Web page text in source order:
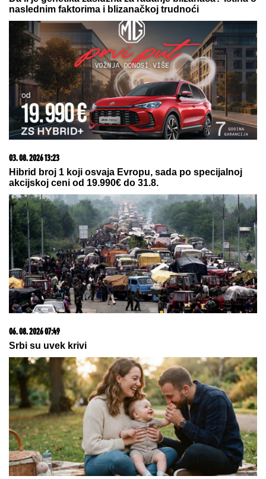
Andrej Meljničenko otkrio kako je REAGOVAO kada
je PRVI PUT VIDEO SANDRU, a rešio da je oženi i
pre nego što su sreli: Nakon 21 godine braka ovako
priča o supruzi, jedan greh iz mladosti sebi ne može
da oprosti
Čolo Simeone vodi bivšeg igrača
Partizana na meč sa Mančester
sitijem
"Jesi li ti spreman da imaš brak i
decu? Jesi ili nisi? Nisi? Sledeći!"
Jovana Jeremić O RASKIDU
VERIDBE sa Draganom Stankovićem
- VIŠE NE PONAVLJA ISTE GREŠKE!
BOGATI PEKAR MUČEN I UBIJEN! U
istražujemo ko ga je tipovao pre zverskog zločina
DRAMA NA ADI BOJANI!Milica i
Terza se SUOČILI NA MORU:
Posvađali se nasred plaže pred
svima, evo zbog čega je odmah
nastao POTPUNI HAOS
Otkriven je pravi razlog sukoba
Stanije Dobrojević i Takija: "Rekla je
da će mi platiti!"